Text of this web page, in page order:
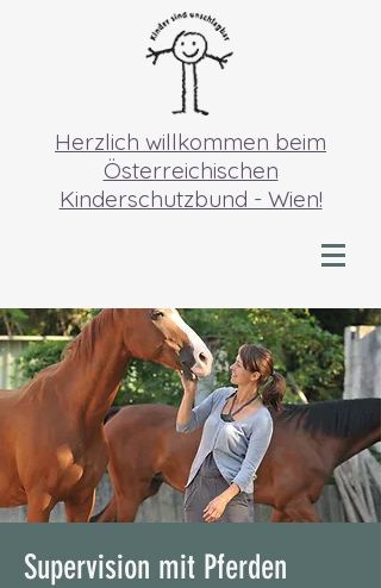
Herzlich willkommen beim
Österreichischen
Kinderschutzbund - Wien!
Supervision mit Pferden